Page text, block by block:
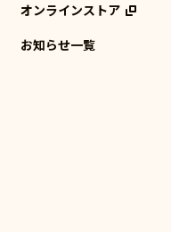
オンラインストア
お知らせ一覧